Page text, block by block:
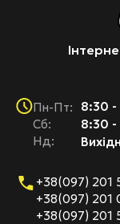
Пн-Пт:
Cб:
Нд:
8:30 -
8:30 -
+38(097) 201
+38(097) 201
+38(097) 201